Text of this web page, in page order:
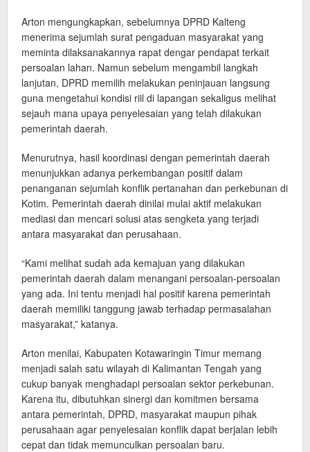
Arton mengungkapkan, sebelumnya DPRD Kalteng
menerima sejumlah surat pengaduan masyarakat yang
meminta dilaksanakannya rapat dengar pendapat terkait
persoalan lahan. Namun sebelum mengambil langkah
lanjutan, DPRD memilih melakukan peninjauan langsung
guna mengetahui kondisi riil di lapangan sekaligus melihat
sejauh mana upaya penyelesaian yang telah dilakukan
pemerintah daerah.
Menurutnya, hasil koordinasi dengan pemerintah daerah
menunjukkan adanya perkembangan positif dalam
penanganan sejumlah konflik pertanahan dan perkebunan di
Kotim. Pemerintah daerah dinilai mulai aktif melakukan
mediasi dan mencari solusi atas sengketa yang terjadi
antara masyarakat dan perusahaan.
“Kami melihat sudah ada kemajuan yang dilakukan
pemerintah daerah dalam menangani persoalan-persoalan
yang ada. Ini tentu menjadi hal positif karena pemerintah
daerah memiliki tanggung jawab terhadap permasalahan
masyarakat,” katanya.
Arton menilai, Kabupaten Kotawaringin Timur memang
menjadi salah satu wilayah di Kalimantan Tengah yang
cukup banyak menghadapi persoalan sektor perkebunan.
Karena itu, dibutuhkan sinergi dan komitmen bersama
antara pemerintah, DPRD, masyarakat maupun pihak
perusahaan agar penyelesaian konflik dapat berjalan lebih
cepat dan tidak memunculkan persoalan baru.